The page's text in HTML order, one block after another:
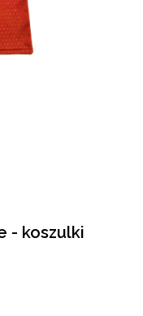
- koszulki